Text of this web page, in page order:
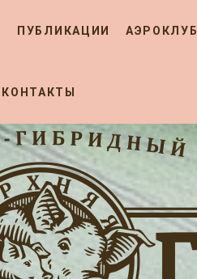
ПУБЛИКАЦИИ АЭРОКЛУБ
КОНТАКТЫ